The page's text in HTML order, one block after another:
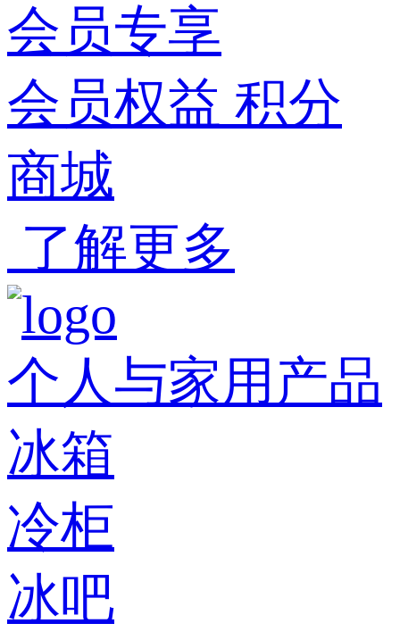
会员专享
会员权益 积分
商城
了解更多
个人与家用产品
冰箱
冷柜
冰吧